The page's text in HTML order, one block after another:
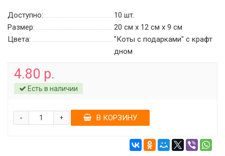
Доступно: 10 шт.
Размер:
20 см х 12 см х 9 см
Цвета:
"Коты с подарками" c крафт
дном
4.80 р.
Есть в наличии
+
- В КОРЗИНУ